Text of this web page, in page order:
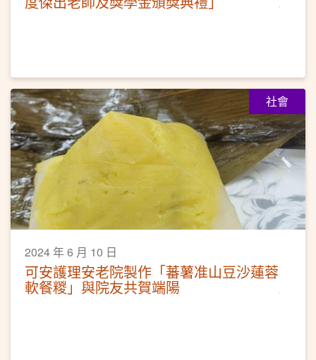
社會
2024 年 6 月 10 日
可安護理安老院製作「蕃薯准山豆沙蓮蓉
軟餐糉」與院友共賀端陽